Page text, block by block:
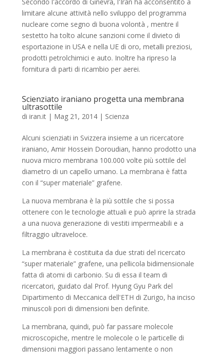
limitare alcune attività nello sviluppo del programma
nucleare come segno di buona volontà , mentre il
sestetto ha tolto alcune sanzioni come il divieto di
esportazione in USA e nella UE di oro, metalli preziosi,
prodotti petrolchimici e auto. Inoltre ha ripreso la
fornitura di parti di ricambio per aerei.
Scienziato iraniano progetta una membrana
ultrasottile
di iran.it| Mag 21, 2014| Scienza
Alcuni scienziati in Svizzera insieme a un ricercatore
iraniano, Amir Hossein Doroudian, hanno prodotto una
nuova micro membrana 100.000 volte più sottile del
diametro di un capello umano. La membrana è fatta
con il “super materiale” grafene.
La nuova membrana è la più sottile che si possa
ottenere con le tecnologie attuali e può aprire la strada
a una nuova generazione di vestiti impermeabili e a
filtraggio ultraveloce.
La membrana è costituita da due strati del ricercato
“super materiale” grafene, una pellicola bidimensionale
fatta di atomi di carbonio. Su di essa il team di
ricercatori, guidato dal Prof. Hyung Gyu Park del
Dipartimento di Meccanica dell'ETH di Zurigo, ha inciso
minuscoli pori di dimensioni ben definite.
La membrana, quindi, può far passare molecole
microscopiche, mentre le molecole o le particelle di
dimensioni maggiori passano lentamente o non